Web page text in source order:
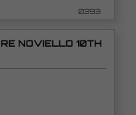
0393
NOVIELLO 10TH